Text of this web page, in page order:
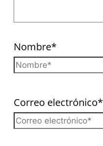
Nombre*
Correo electrónico*